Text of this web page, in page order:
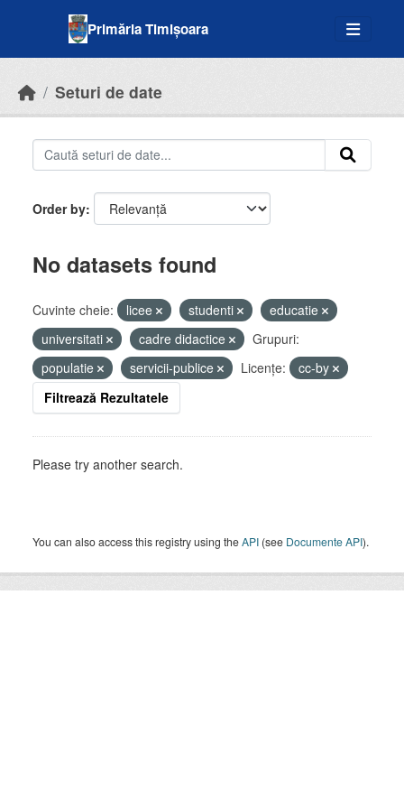
Primăria Timișoara
Seturi de date
Order by
No datasets found
Cuvinte cheie: licee studenti
educatie
universitati
cadre didactice
Grupuri:
populatie
servicii-publice Licenţe:
cc-by
Filtrează Rezultatele
Please try another search.
You can also access this registry using theAPI (see Documente API).